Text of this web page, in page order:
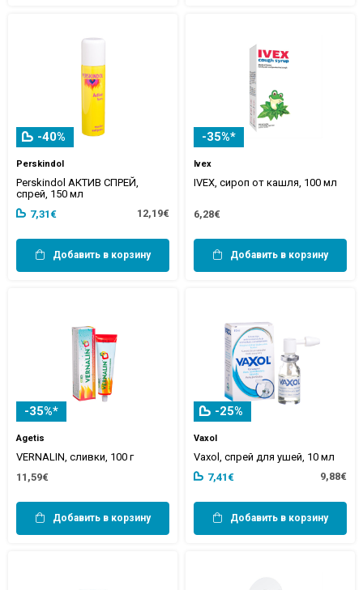
-40%
Perskindol
Perskindol АКТИВ СПРЕЙ,
спрей, 150 мл
7,31€
12,19€
Добавить в корзину
-35%*
Ivex
IVEX, сироп от кашля, 100 мл
6,28€
Добавить в корзину
-35%*
Agetis
VERNALIN, сливки, 100 г
11,59€
Добавить в корзину
-25%
Vaxol
Vaxol, спрей для ушей, 10 мл
7,41€
9,88€
Добавить в корзину